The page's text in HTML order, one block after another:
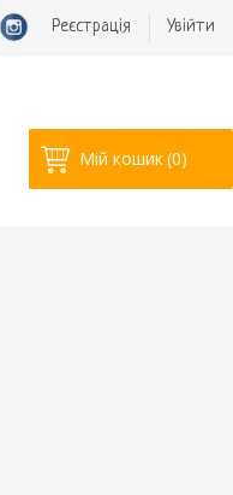
Реєстрація Увійти
Мій кошик(0)